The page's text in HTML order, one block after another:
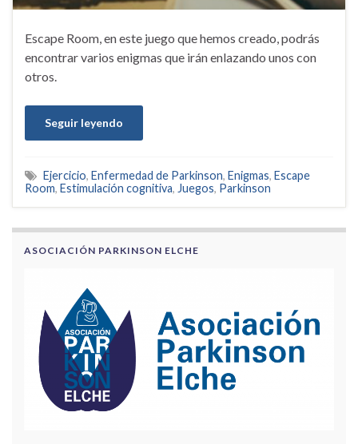
Escape Room, en este juego que hemos creado, podrás
encontrar varios enigmas que irán enlazando unos con
otros.
Seguir leyendo
Ejercicio, Enfermedad de Parkinson, Enigmas, Escape
Room, Estimulación cognitiva, Juegos, Parkinson
ASOCIACIÓN PARKINSON ELCHE